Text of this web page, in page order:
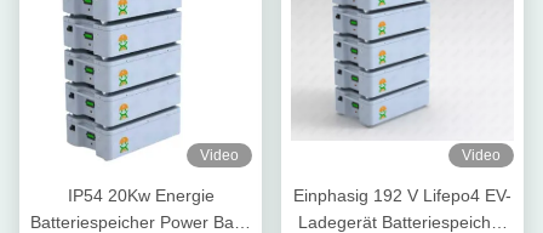
Video
IP54 20Kw Energie
Batteriespeicher Power Bank
Video
Einphasig 192 V Lifepo4 EV-
Ladegerät Batteriespeicher